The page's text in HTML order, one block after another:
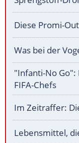
Diese Promi-
Was bei der
"Infanti-No
FIFA-Chefs
Im Zeitraffer:
Lebensmittel,